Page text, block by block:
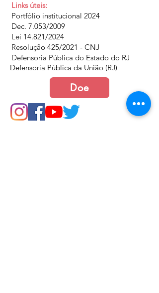
Links úteis:
Portfólio institucional 2024
Dec. 7.053/2009
Lei 14.821/2024
Resolução 425/2021 - CNJ
Defensoria Pública do Estado do RJ
Defensoria Pública da União (RJ)
Doe